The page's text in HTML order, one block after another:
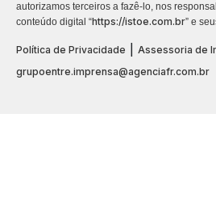
autorizamos terceiros a fazê-lo, nos
conteúdo digital “https://istoe.com.br” e
Política de Privacidade
Assessoria de
grupoentre.imprensa@agenciafr.com.br